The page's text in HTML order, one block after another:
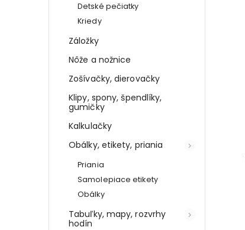
Detské pečiatky
Kriedy
Záložky
Nôže a nožnice
Zošívačky, dierovačky
Klipy, spony, špendlíky,
gumičky
Kalkulačky
Obálky, etikety, priania
Priania
Samolepiace etikety
Obálky
Tabuľky, mapy, rozvrhy
hodín